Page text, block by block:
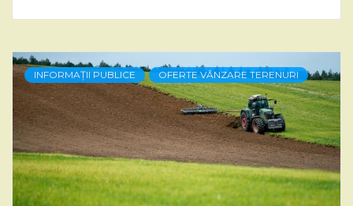
INFORMAȚII PUBLICE OFERTE VÂNZARE TERENURI